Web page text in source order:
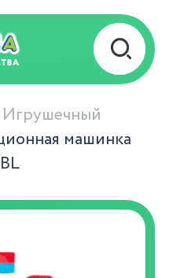
Игрушечный
машинка